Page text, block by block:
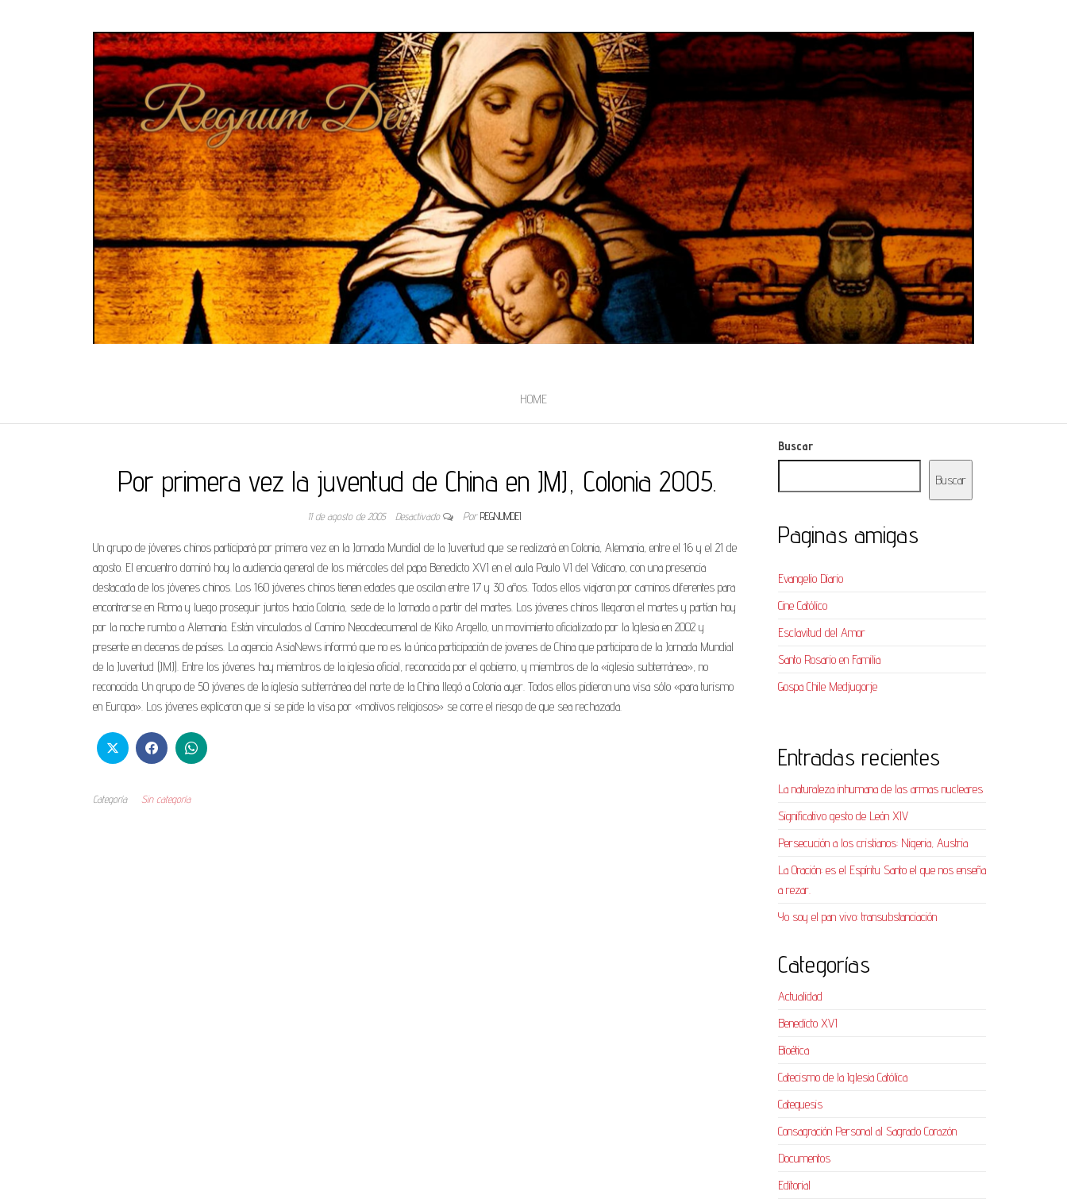
HOME
Por primera vez la juventud de China en JMJ, Colonia 2005.
11 de agosto de 2005 Desactivado Por REGNUMDEI
Un grupo de jóvenes chinos participará por primera vez en la Jornada Mundial de la Juventud que se realizará en Colonia, Alemania, entre el 16 y el 21 de
agosto. El encuentro dominó hoy la audiencia general de los miércoles del papa Benedicto XVI en el aula Paulo VI del Vaticano, con una presencia
destacada de los jóvenes chinos. Los 160 jóvenes chinos tienen edades que oscilan entre 17 y 30 años. Todos ellos viajaron por caminos diferentes para
encontrarse en Roma y luego proseguir juntos hacia Colonia, sede de la Jornada a partir del martes. Los jóvenes chinos llegaron el martes y partían hoy
por la noche rumbo a Alemania. Están vinculados al Camino Neocatecumenal de Kiko Argello, un movimiento oficializado por la Iglesia en 2002 y
presente en decenas de países. La agencia AsiaNews informó que no es la única participación de jovenes de China que participara de la Jornada Mundial
de la Juventud (JMJ). Entre los jóvenes hay miembros de la iglesia oficial, reconocida por el gobierno, y miembros de la «iglesia subterránea», no
reconocida. Un grupo de 50 jóvenes de la iglesia subterránea del norte de la China llegó a Colonia ayer. Todos ellos pidieron una visa sólo «para turismo
en Europa». Los jóvenes explicaron que si se pide la visa por «motivos religiosos» se corre el riesgo de que sea rechazada.
Categoría Sin categoría
Buscar
Buscar
Paginas amigas
Evangelio Diario
Cine Católico
Esclavitud del Amor
Santo Rosario en Familia
Gospa Chile Medjugorje
Entradas recientes
La naturaleza inhumana de las armas nucleares
Significativo gesto de León XIV
Persecución a los cristianos: Nigeria, Austria
La Oración: es el Espíritu Santo el que nos enseña
a rezar.
Yo soy el pan vivo: transubstanciación
Categorías
Actualidad
Benedicto XVI
Bioética
Catecismo de la Iglesia Católica
Catequesis
Consagración Personal al Sagrado Corazón
Documentos
Editorial